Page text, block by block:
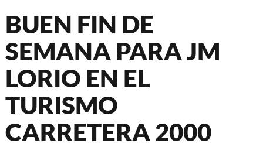
BUEN FIN DE
SEMANA PARA JM
LORIO EN EL
TURISMO
CARRETERA 2000